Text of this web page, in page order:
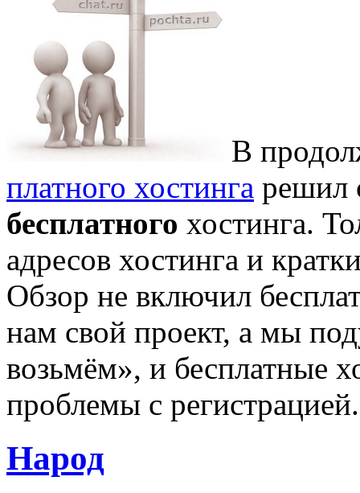
В
платного хостинга решил
бесплатного хостинга.
адресов хостинга и
Обзор не включил
нам свой проект, а мы
возьмём», и бесплатные
проблемы с регистрацией.
Народ